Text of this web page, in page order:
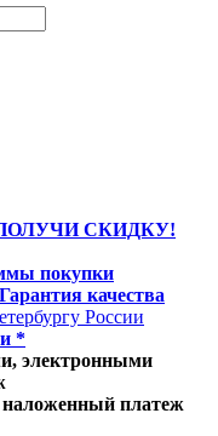
СКИДКУ!
покупки
Гарантия качества
*
платеж